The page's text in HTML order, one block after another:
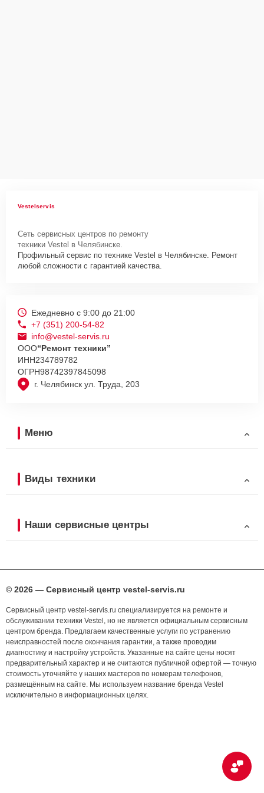
Vestelservis
Сеть сервисных центров по ремонту
техники Vestel в Челябинске.
Профильный сервис по технике Vestel в Челябинске. Ремонт
любой сложности с гарантией качества.
г. Челябинск ул. Труда, 203
Ежедневно с 9:00 до 21:00
+7 (351) 200-54-82
info@vestel-servis.ru
ООО“Ремонт техники”
ИНН234789782
ОГРН98742397845098
Меню
Виды техники
Наши сервисные центры
© 2026 — Сервисный центр vestel-servis.ru
Сервисный центр vestel-servis.ru специализируется на ремонте и
обслуживании техники Vestel, но не является официальным сервисным
центром бренда. Предлагаем качественные услуги по устранению
неисправностей после окончания гарантии, а также проводим
диагностику и настройку устройств. Указанные на сайте цены носят
предварительный характер и не считаются публичной офертой — точную
стоимость уточняйте у наших мастеров по номерам телефонов,
размещённым на сайте. Мы используем название бренда Vestel
исключительно в информационных целях.